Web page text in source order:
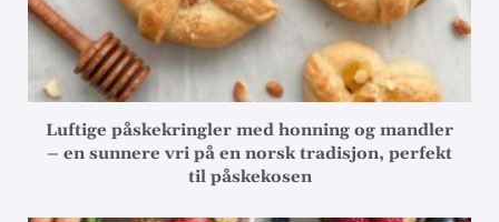
Luftige påskekringler med honning og mandler
– en sunnere vri på en norsk tradisjon, perfekt
til påskekosen